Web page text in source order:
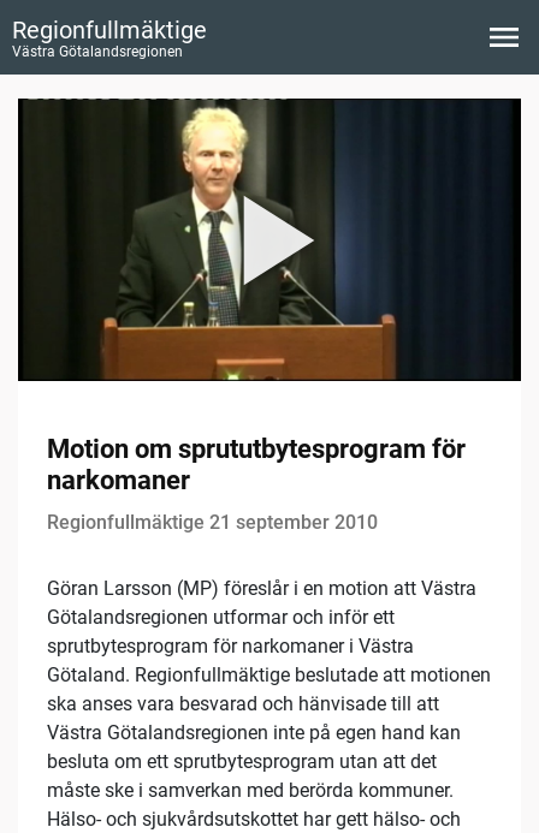
Regionfullmäktige
Västra Götalandsregionen
Motion om sprututbytesprogram för
narkomaner
Regionfullmäktige 21 september 2010
Göran Larsson (MP) föreslår i en motion att Västra
Götalandsregionen utformar och inför ett
sprutbytesprogram för narkomaner i Västra
Götaland. Regionfullmäktige beslutade att motionen
ska anses vara besvarad och hänvisade till att
Västra Götalandsregionen inte på egen hand kan
besluta om ett sprutbytesprogram utan att det
måste ske i samverkan med berörda kommuner.
Hälso- och sjukvårdsutskottet har gett hälso- och